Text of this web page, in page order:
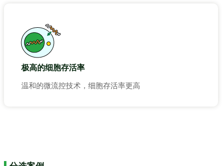
极高的细胞存活率
温和的微流控技术，细胞存活率更高